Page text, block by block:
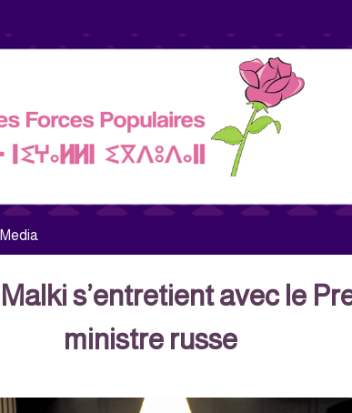
Media
s’entretient avec le
ministre russe